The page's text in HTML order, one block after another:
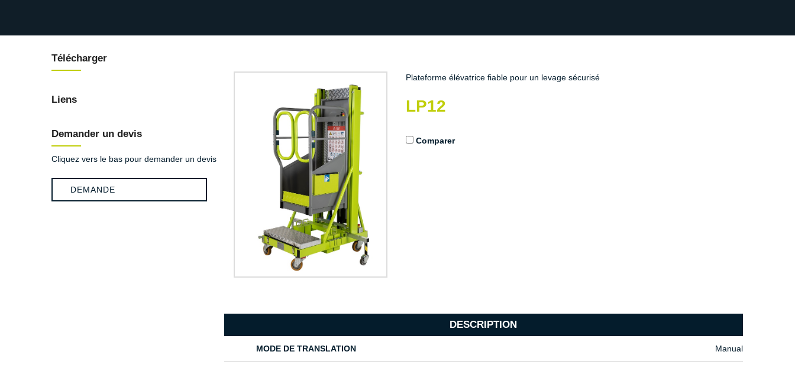
Télécharger
Liens
Demander un devis
Cliquez vers le bas pour demander un devis
DEMANDE
Plateforme élévatrice fiable pour un levage sécurisé
LP12
Comparer
DESCRIPTION
MODE DE TRANSLATION Manual